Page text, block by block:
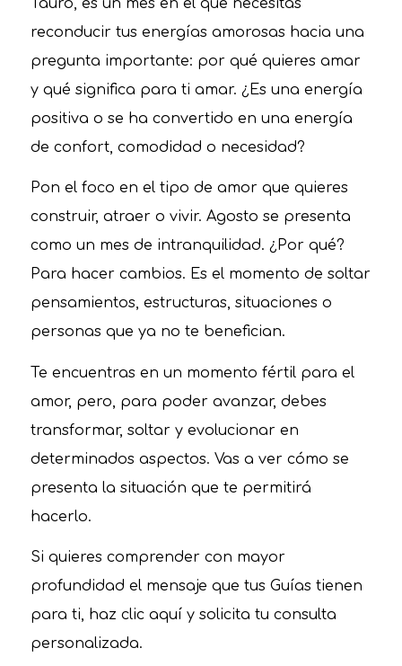
Tauro, es un mes en el que necesitas
reconducir tus energías amorosas hacia una
pregunta importante: por qué quieres amar
y qué significa para ti amar. ¿Es una energía
positiva o se ha convertido en una energía
de confort, comodidad o necesidad?
Pon el foco en el tipo de amor que quieres
construir, atraer o vivir. Agosto se presenta
como un mes de intranquilidad. ¿Por qué?
Para hacer cambios. Es el momento de soltar
pensamientos, estructuras, situaciones o
personas que ya no te benefician.
Te encuentras en un momento fértil para el
amor, pero, para poder avanzar, debes
transformar, soltar y evolucionar en
determinados aspectos. Vas a ver cómo se
presenta la situación que te permitirá
hacerlo.
Si quieres comprender con mayor
profundidad el mensaje que tus Guías tienen
para ti, haz clic aquí y solicita tu consulta
personalizada.